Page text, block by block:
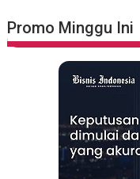
Promo Minggu Ini